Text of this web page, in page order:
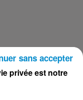
vos questions
privée est notre
sans accepter